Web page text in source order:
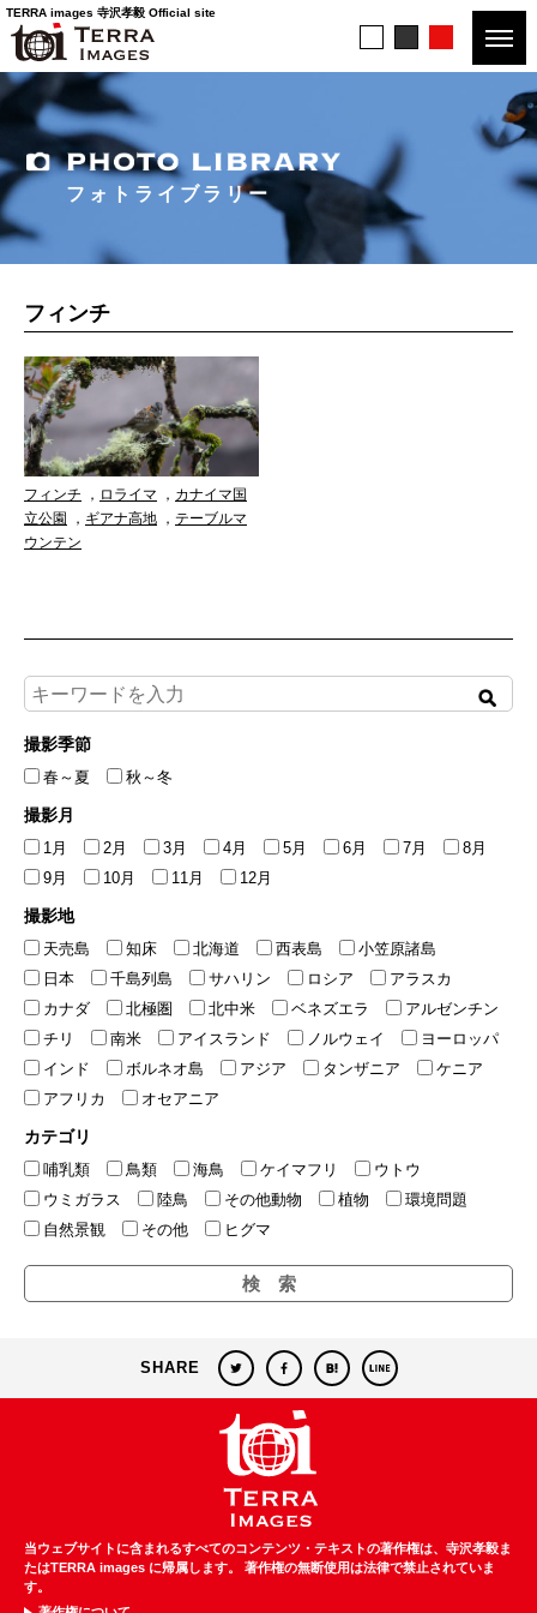
TERRA images 寺沢孝毅 Official site
フォトライブラリー
撮影季節
春～夏 秋～冬
撮影月
1月 2月 3月 4月 5月 6月 7月
8月
9月
10月 11月 12月
撮影地
天売島 知床 北海道 西表島
小笠原諸島
日本
千島列島 サハリン ロシア
アラスカ
カナダ
北極圏 北中米 ベネズエラ
アルゼンチン
チリ
南米 アイスランド ノルウェイ
ヨーロッパ
インド
ボルネオ島 アジア タンザニア
ケニア
アフリカ
オセアニア
カテゴリ
哺乳類 鳥類 海鳥 ケイマフリ
ウトウ
ウミガラス
陸鳥 その他動物 植物
環境問題
自然景観
その他 ヒグマ
フィンチ
フィンチ ， ロライマ ， カナイマ国
立公園
， ギアナ高地 ， テーブルマ
ウンテン
SHARE
当ウェブサイトに含まれるすべてのコンテンツ・テキストの著作権は、寺沢孝毅ま
たはTERRA images に帰属します。
著作権の無断使用は法律で禁止されていま
す。